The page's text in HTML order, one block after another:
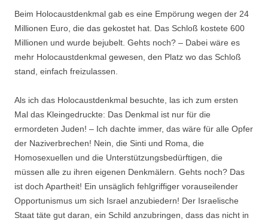
Beim Holocaustdenkmal gab es eine Empörung wegen der 24
Millionen Euro, die das gekostet hat. Das Schloß kostete 600
Millionen und wurde bejubelt. Gehts noch? – Dabei wäre es
mehr Holocaustdenkmal gewesen, den Platz wo das Schloß
stand, einfach freizulassen.
Als ich das Holocaustdenkmal besuchte, las ich zum ersten
Mal das Kleingedruckte: Das Denkmal ist nur für die
ermordeten Juden! – Ich dachte immer, das wäre für alle Opfer
der Naziverbrechen! Nein, die Sinti und Roma, die
Homosexuellen und die Unterstützungsbedürftigen, die
müssen alle zu ihren eigenen Denkmälern. Gehts noch? Das
ist doch Apartheit! Ein unsäglich fehlgriffiger vorauseilender
Opportunismus um sich Israel anzubiedern! Der Israelische
Staat täte gut daran, ein Schild anzubringen, dass das nicht in